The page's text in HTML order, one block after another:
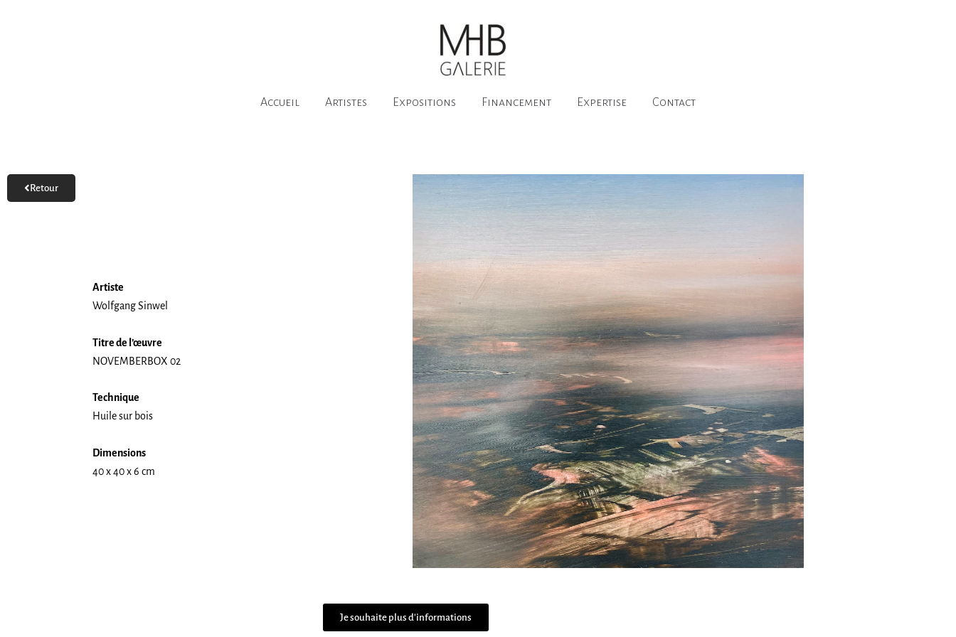
Accueil Artistes Expositions Financement Expertise Contact
Retour
Artiste
Wolfgang Sinwel
Titre de l’œuvre
NOVEMBERBOX 02
Technique
Huile sur bois
Dimensions
40 x 40 x 6 cm
Je souhaite plus d'informations